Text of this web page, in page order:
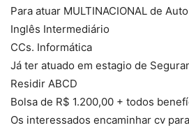
Para atuar MULTINACIONAL de
Inglês Intermediário
CCs. Informática
Já ter atuado em estagio de
Residir ABCD
Bolsa de R$ 1.200,00 + todos
Os interessados encaminhar cv